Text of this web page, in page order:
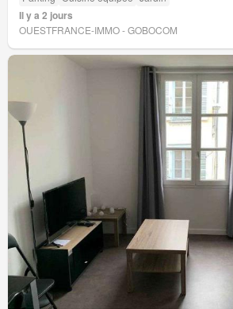
Il y a 2 jours
OUESTFRANCE-IMMO - GOBOCOM